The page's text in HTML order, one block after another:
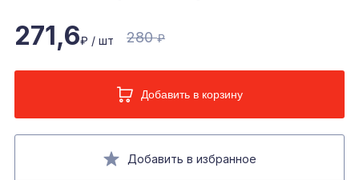
271,6₽ / шт 280₽
Добавить в корзину
Добавить в избранное